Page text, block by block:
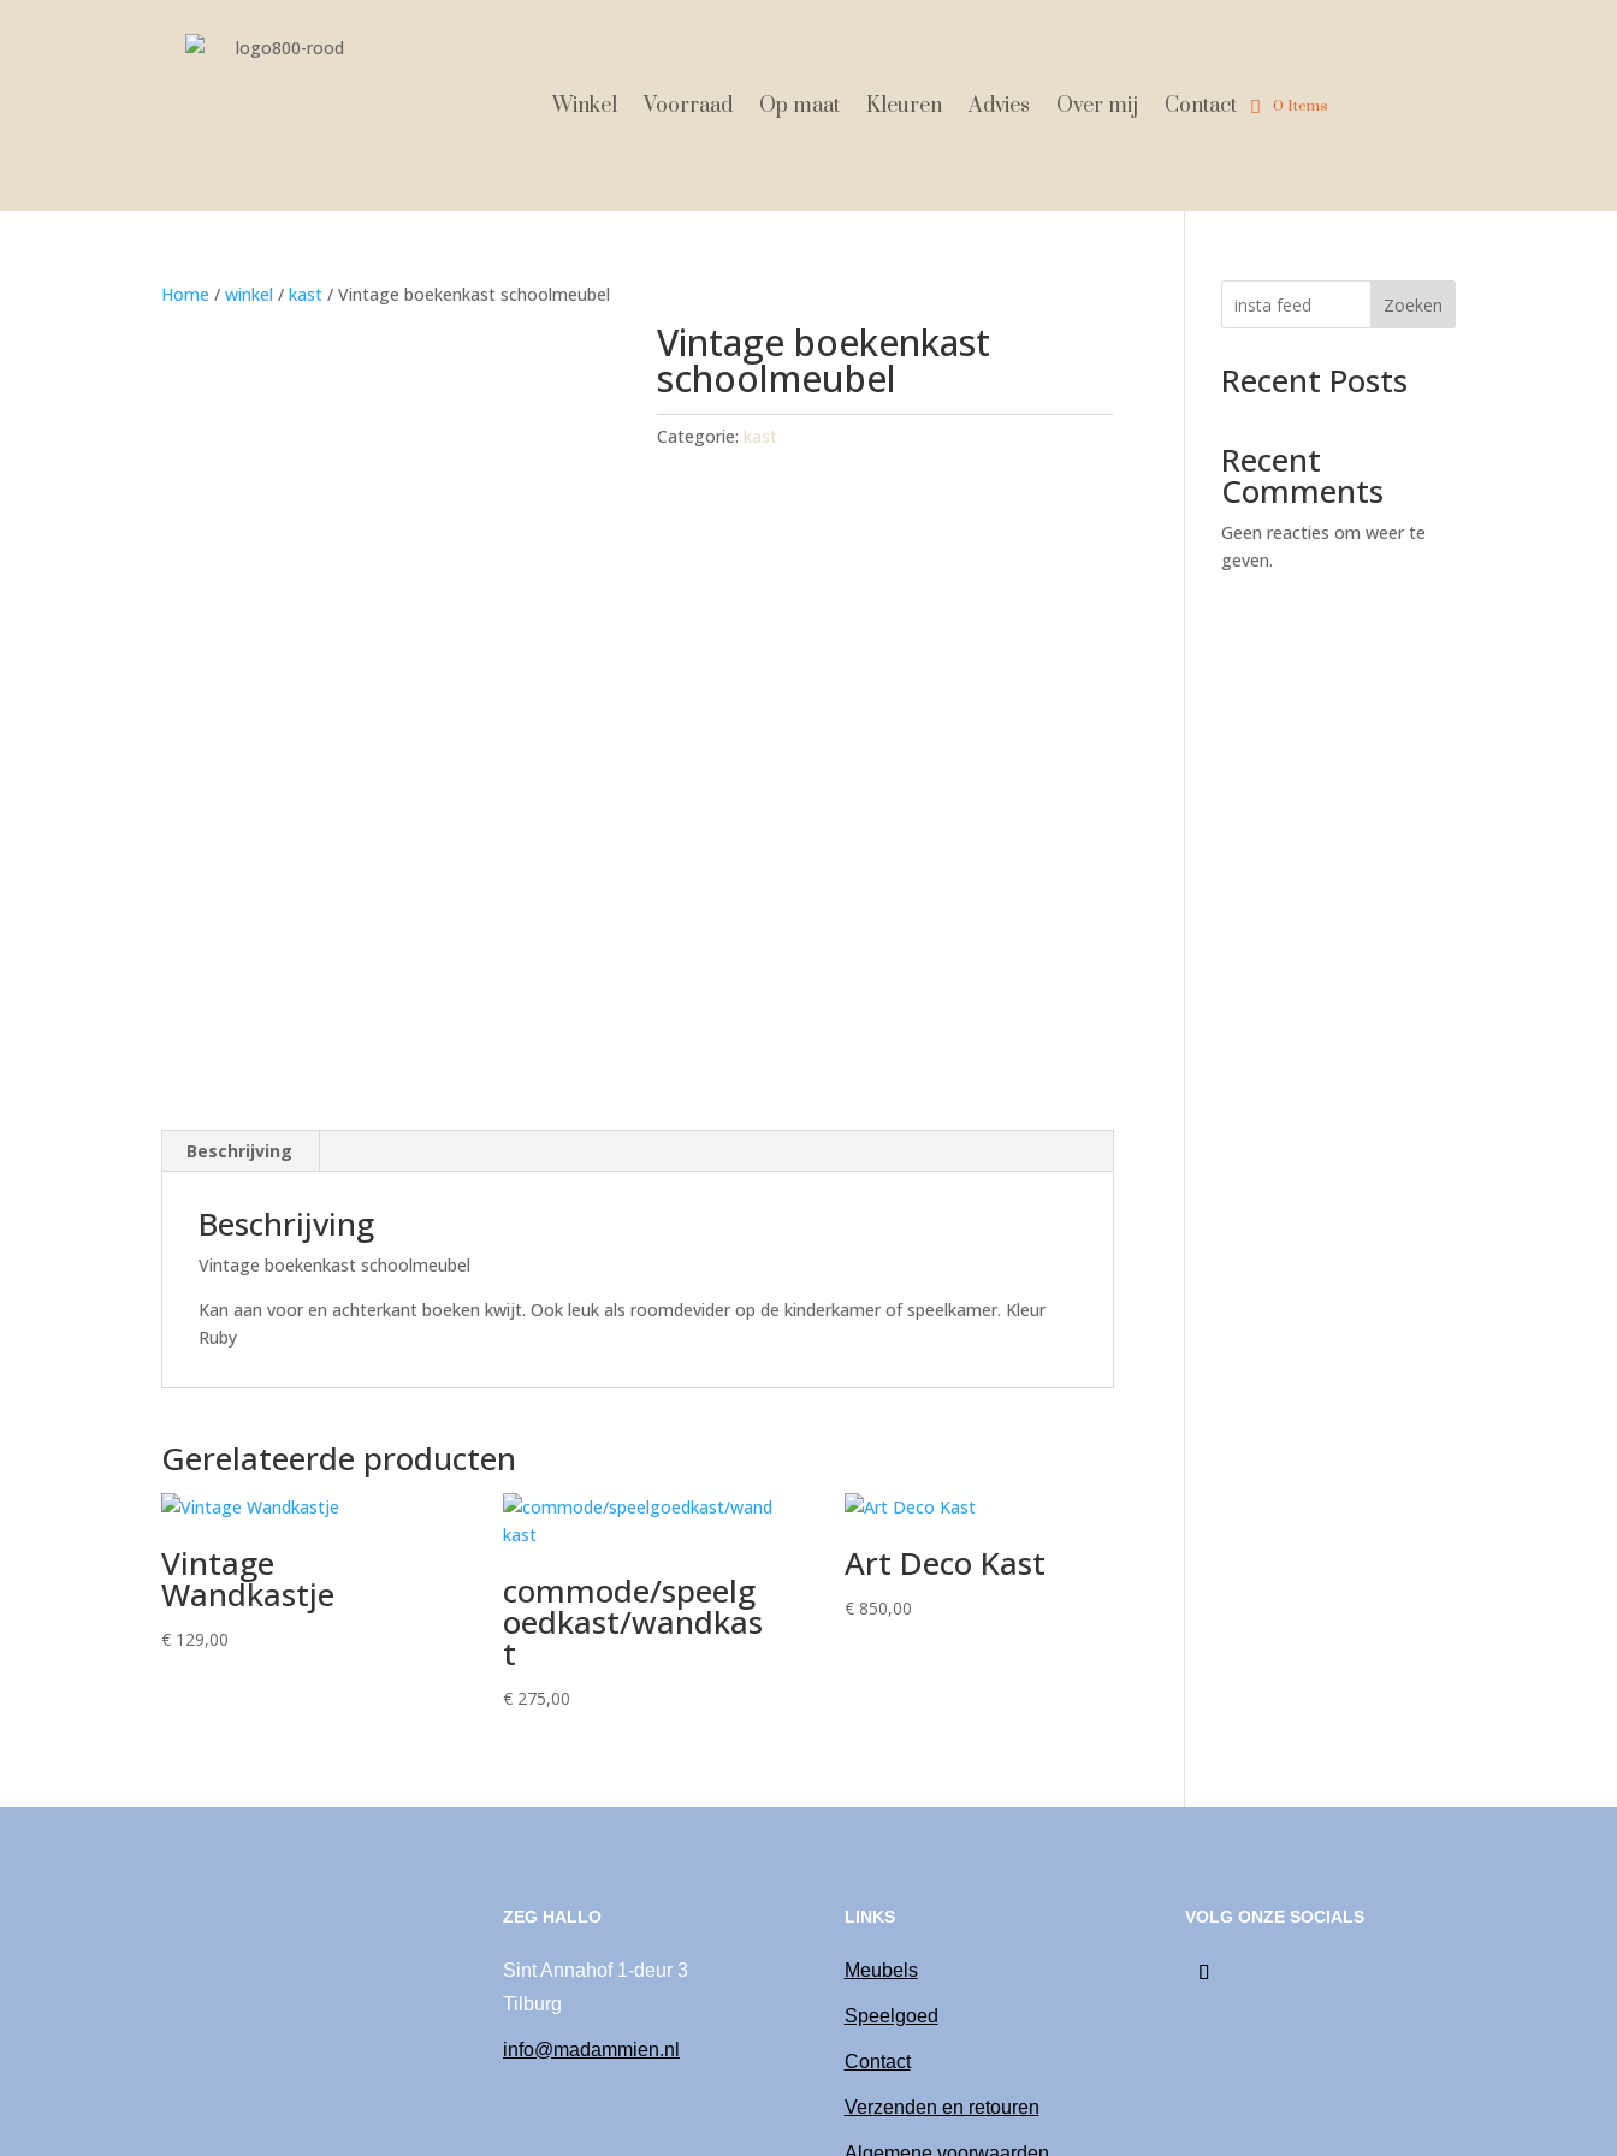
Winkel Voorraad Op maat Kleuren Advies Over mij Contact 0 Items
Home /winkel /kast / Vintage boekenkast schoolmeubel
Vintage boekenkast
schoolmeubel
Categorie: kast
Beschrijving
Beschrijving
Vintage boekenkast schoolmeubel
Kan aan voor en achterkant boeken kwijt. Ook leuk als roomdevider op de kinderkamer of speelkamer. Kleur
Ruby
Gerelateerde producten
Vintage
Wandkastje
€ 129,00
commode/speelg
oedkast/wandkas
t
€275,00
Art Deco Kast
€850,00
Zoeken
Recent Posts
Recent
Comments
Geen reacties om weer te
geven.
ZEG HALLO
Sint Annahof 1-deur 3
Tilburg
info@madammien.nl
LINKS
Meubels
Speelgoed
Contact
Verzenden en retouren
VOLG ONZE SOCIALS